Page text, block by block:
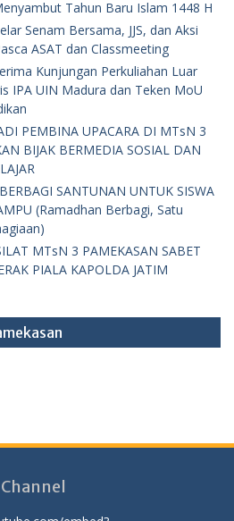
Tahun Baru Islam 1448 H
Senam Bersama, JJS, dan Aksi
ASAT dan Classmeeting
Kunjungan Perkuliahan Luar
IPA UIN Madura dan Teken MoU
PEMBINA UPACARA DI MTsN 3
BIJAK BERMEDIA SOSIAL DAN
SANTUNAN UNTUK SISWA
(Ramadhan Berbagi, Satu
MTsN 3 PAMEKASAN SABET
PIALA KAPOLDA JATIM